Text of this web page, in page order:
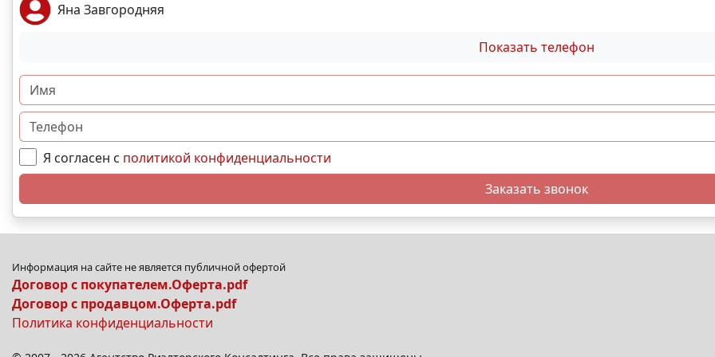
Яна Завгородняя
Показать телефон
Я согласен с политикой конфиденциальности
Заказать звонок
Информация на сайте не является публичной офертой
Договор с покупателем.Оферта.pdf
Договор с продавцом.Оферта.pdf
Политика конфиденциальности